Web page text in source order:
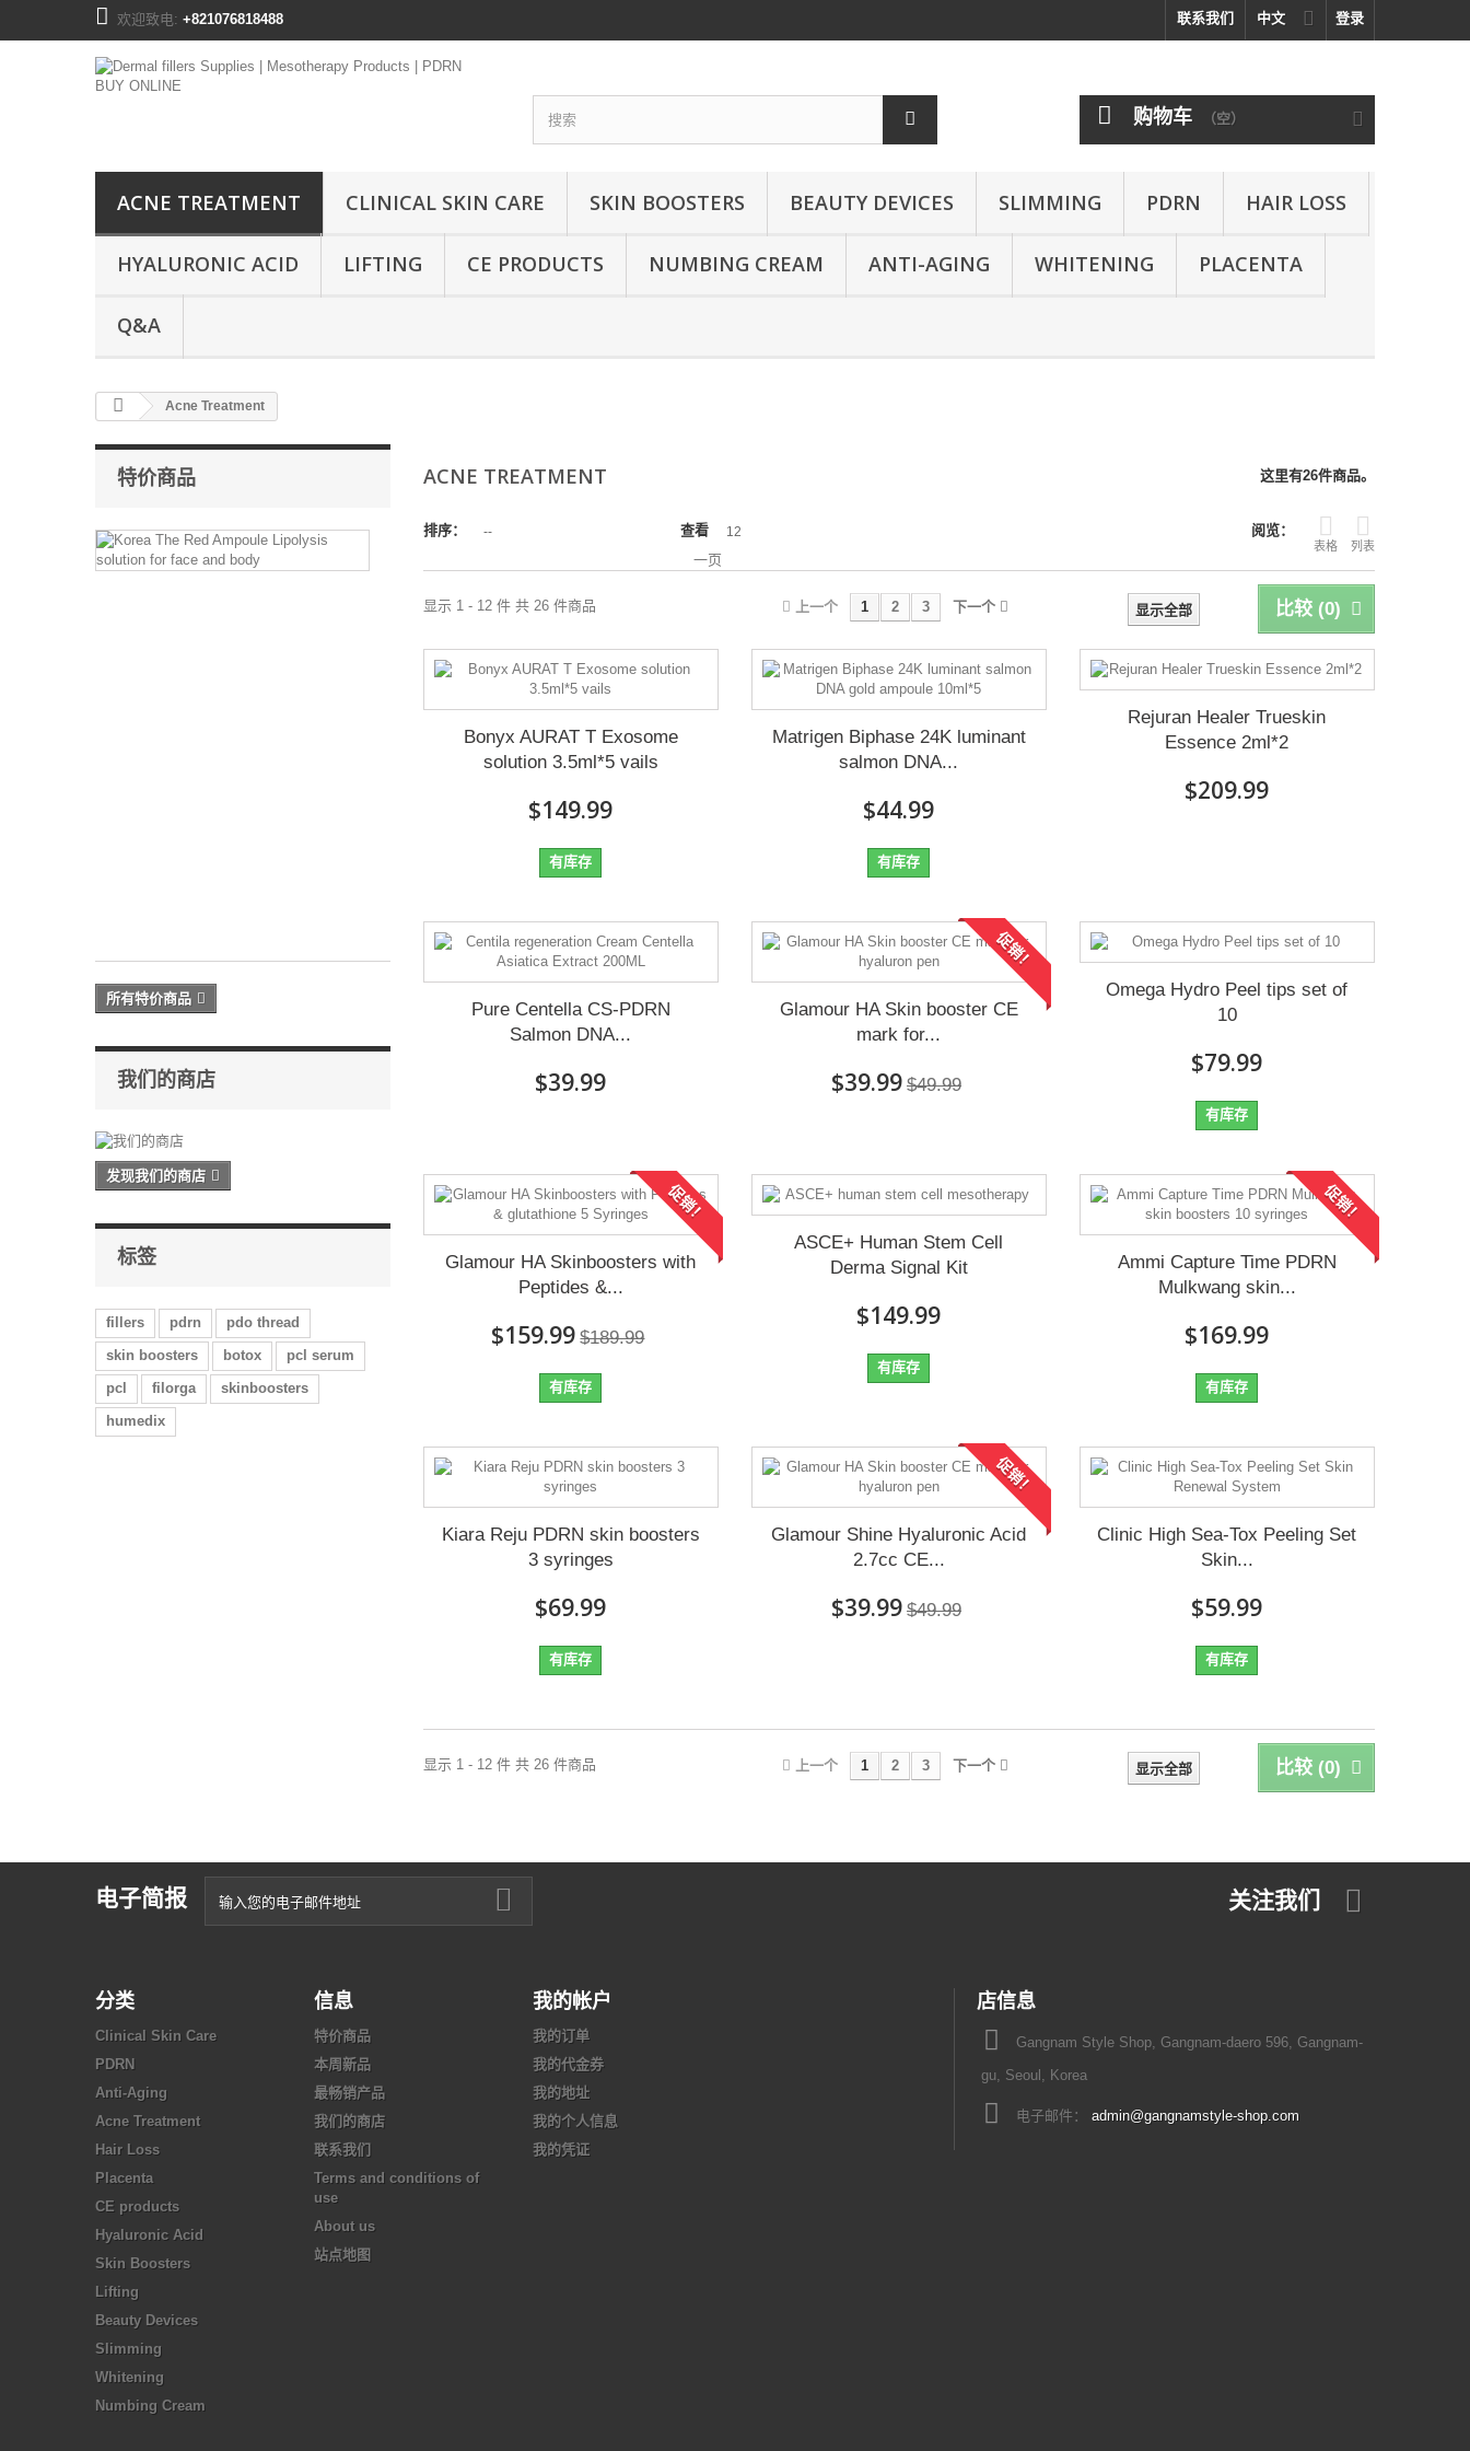
登录
中文
联系我们
欢迎致电: +821076818488
购物车 （空）
ACNE TREATMENT CLINICAL SKIN CARE SKIN BOOSTERS BEAUTY DEVICES SLIMMING PDRN HAIR LOSS
HYALURONIC ACID LIFTING CE PRODUCTS NUMBING CREAM ANTI-AGING WHITENING PLACENTA
Q&A
Acne Treatment
特价商品
Korea
Ampoule
Lipolysis
body
$169.99
所有特价商品
我们的商店
发现我们的商店
标签
fillers pdrn
pdo thread
skin boosters
botox
pcl serum
pcl
filorga
skinboosters
humedix
ACNE TREATMENT 这里有26件商品。
阅览：
表格 列表
排序： -- 查看 12
一页
比较 (0)
显示全部
上一个 1 2 3 下一个
显示 1 - 12 件 共 26 件商品
Bonyx AURAT T Exosome
solution 3.5ml*5 vails
$149.99
有库存
Matrigen Biphase 24K luminant
salmon DNA...
$44.99
有库存
Rejuran Healer Trueskin
Essence 2ml*2
$209.99
Pure Centella CS-PDRN
Salmon DNA...
$39.99
促销！
Glamour HA Skin booster CE
mark for...
$39.99 $49.99
Omega Hydro Peel tips set of
10
$79.99
有库存
促销！
Glamour HA Skinboosters with
Peptides &...
$159.99 $189.99
有库存
ASCE+ Human Stem Cell
Derma Signal Kit
$149.99
有库存
促销！
Ammi Capture Time PDRN
Mulkwang skin...
$169.99
有库存
Kiara Reju PDRN skin boosters
3 syringes
$69.99
有库存
促销！
Glamour Shine Hyaluronic Acid
2.7cc CE...
$39.99 $49.99
Clinic High Sea-Tox Peeling Set
Skin...
$59.99
有库存
比较 (0)
显示全部
上一个 1 2 3 下一个
显示 1 - 12 件 共 26 件商品
电子简报 关注我们
分类
Clinical Skin Care
PDRN
Anti-Aging
Acne Treatment
Hair Loss
Placenta
CE products
Hyaluronic Acid
Skin Boosters
Lifting
Beauty Devices
Slimming
Whitening
Numbing Cream
信息
特价商品
本周新品
最畅销产品
我们的商店
联系我们
Terms and conditions of
use
About us
站点地图
我的帐户
我的订单
我的代金券
我的地址
我的个人信息
我的凭证
店信息
Gangnam Style Shop, Gangnam-daero 596, Gangnam-
gu, Seoul, Korea
电子邮件： admin@gangnamstyle-shop.com